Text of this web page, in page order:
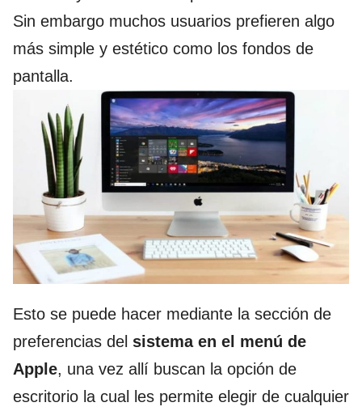
Sin embargo muchos usuarios prefieren algo
más simple y estético como los fondos de
pantalla.
Esto se puede hacer mediante la sección de
preferencias del sistema en el menú de
Apple, una vez allí buscan la opción de
escritorio la cual les permite elegir de cualquier